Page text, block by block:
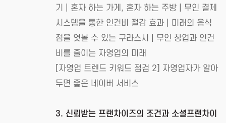
기 | 혼자 하는 가게, 혼자 하는 주방 | 무인 결제
시스템을 통한 인건비 절감 효과 | 미래의 음식
점을 엿볼 수 있는 구라스시 | 무인 창업과 인건
비를 줄이는 자영업의 미래
[자영업 트렌드 키워드 점검 2] 자영업자가 알아
두면 좋은 네이버 서비스
3. 신뢰받는 프랜차이즈의 조건과 소셜프랜차이